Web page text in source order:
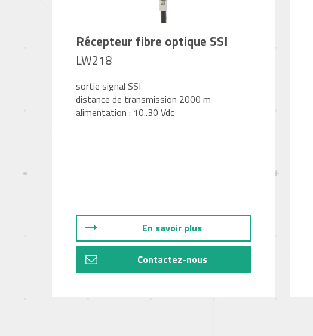
Récepteur fibre optique SSI
LW218
sortie signal SSI
distance de transmission 2000 m
alimentation : 10..30 Vdc
En savoir plus
Contactez-nous